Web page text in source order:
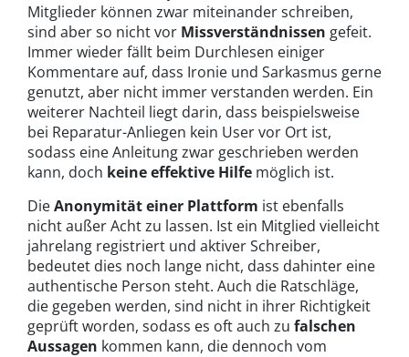
Mitglieder können zwar miteinander schreiben,
sind aber so nicht vor Missverständnissen gefeit.
Immer wieder fällt beim Durchlesen einiger
Kommentare auf, dass Ironie und Sarkasmus gerne
genutzt, aber nicht immer verstanden werden. Ein
weiterer Nachteil liegt darin, dass beispielsweise
bei Reparatur-Anliegen kein User vor Ort ist,
sodass eine Anleitung zwar geschrieben werden
kann, doch keine effektive Hilfe möglich ist.
DieAnonymität einer Plattform ist ebenfalls
nicht außer Acht zu lassen. Ist ein Mitglied vielleicht
jahrelang registriert und aktiver Schreiber,
bedeutet dies noch lange nicht, dass dahinter eine
authentische Person steht. Auch die Ratschläge,
die gegeben werden, sind nicht in ihrer Richtigkeit
geprüft worden, sodass es oft auch zu falschen
Aussagen kommen kann, die dennoch vom